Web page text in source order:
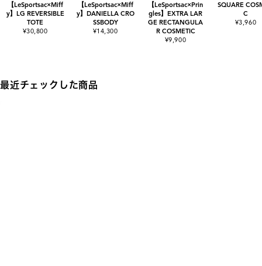
【LeSportsac×Miff
y】LG REVERSIBLE
TOTE
¥30,800
【LeSportsac×Miff
y】DANIELLA CRO
SSBODY
¥14,300
【LeSportsac×Prin
gles】EXTRA LAR
GE RECTANGULA
R COSMETIC
¥9,900
SQUARE
C
¥3,960
最近チェックした商品